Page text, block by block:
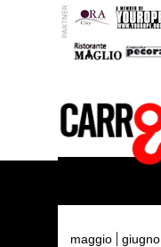
maggio giugno